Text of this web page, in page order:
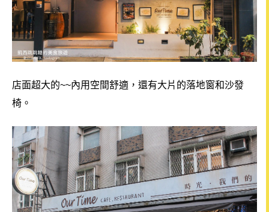
店面超大的~~內用空間舒適，還有大片的落地窗和沙發
椅。